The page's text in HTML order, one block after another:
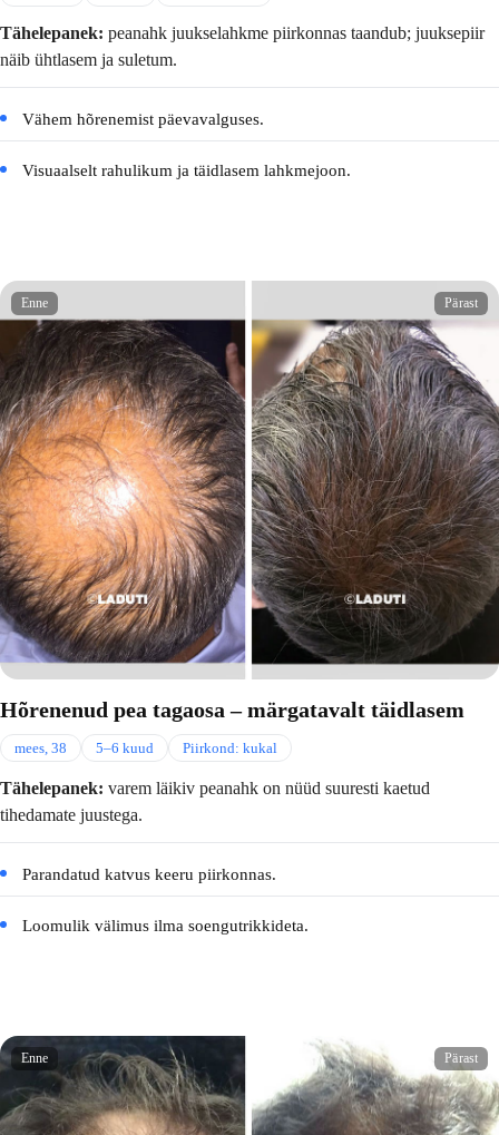
Tähelepanek: peanahk juukselahkme piirkonnas taandub; juuksepiir
näib ühtlasem ja suletum.
Vähem hõrenemist päevavalguses.
Visuaalselt rahulikum ja täidlasem lahkmejoon.
Enne Pärast
Hõrenenud pea tagaosa – märgatavalt täidlasem
mees, 38 5–6 kuud Piirkond: kukal
Tähelepanek: varem läikiv peanahk on nüüd suuresti kaetud
tihedamate juustega.
Parandatud katvus keeru piirkonnas.
Loomulik välimus ilma soengutrikkideta.
Enne Pärast